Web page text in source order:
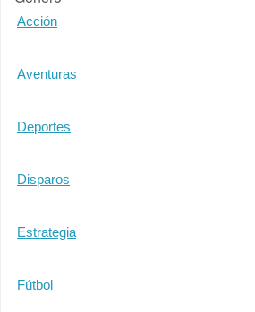
Acción
Aventuras
Deportes
Disparos
Estrategia
Fútbol